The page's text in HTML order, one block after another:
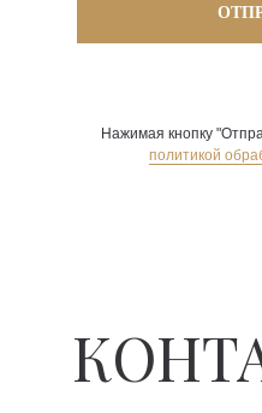
Нажимая кнопку
политикой